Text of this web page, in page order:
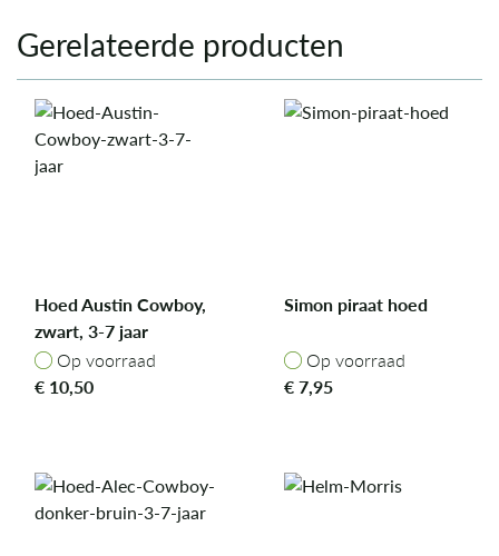
Gerelateerde producten
Hoed Austin Cowboy,
zwart, 3-7 jaar
Op voorraad
Op voorraad
€ 10,50
Simon piraat hoed
Op voorraad
Op voorraad
€7,95